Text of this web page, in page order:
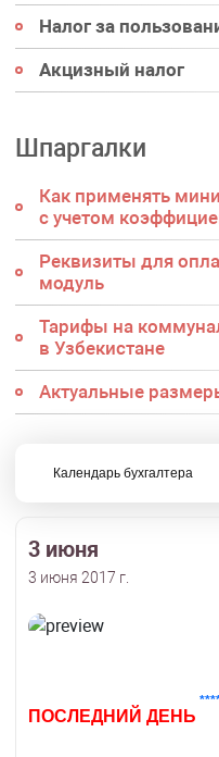
Налог за
Акцизный налог
Шпаргалки
Как применять
с учетом
Реквизиты для
модуль
Тарифы на
в Узбекистане
Актуальные
Календарь бухгалтера
3 июня
3 июня 2017 г.
ПОСЛЕДНИЙ ДЕНЬ